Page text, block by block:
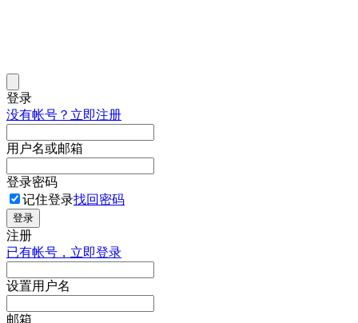
登录
没有帐号？立即注册
用户名或邮箱
登录密码
记住登录找回密码
登录
注册
已有帐号，立即登录
设置用户名
邮箱